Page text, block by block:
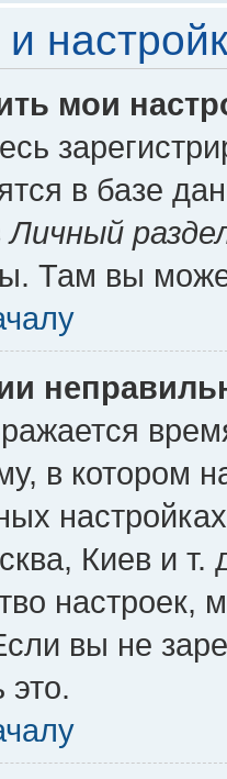
мои
в базе
Личный
Там вы
в котором
Киев и т.
настроек,
вы не
это.